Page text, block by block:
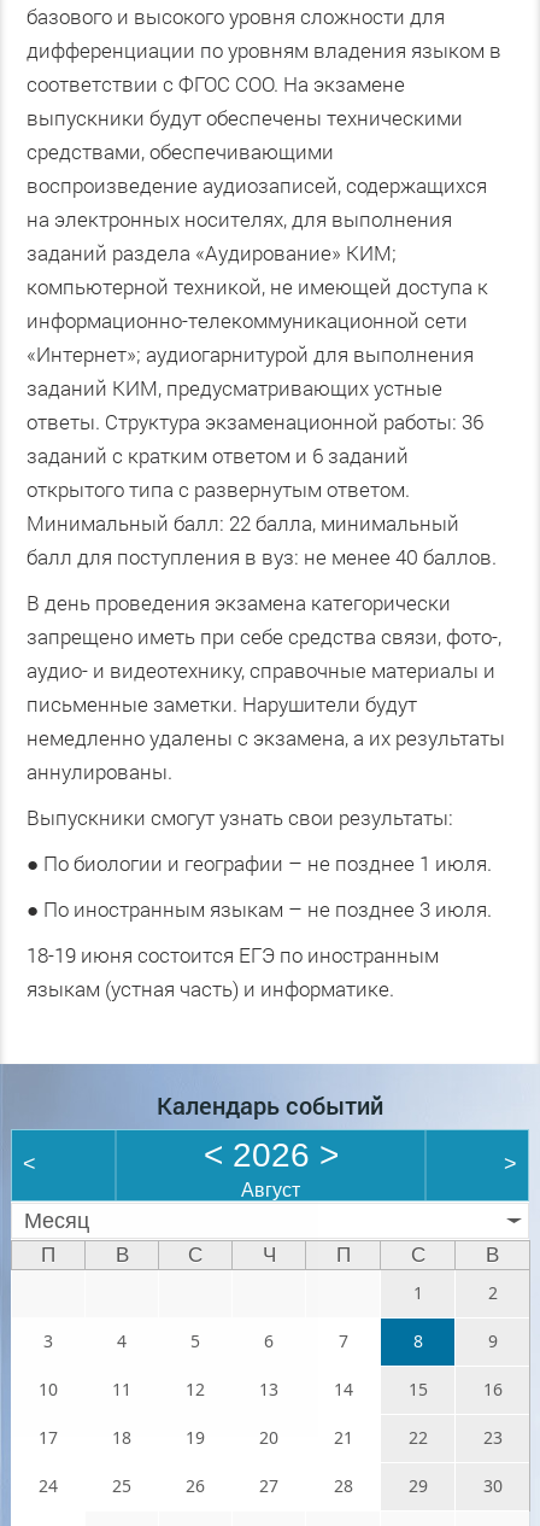
базового и высокого уровня сложности для
дифференциации по уровням владения языком в
соответствии с ФГОС СОО. На экзамене
выпускники будут обеспечены техническими
средствами, обеспечивающими
воспроизведение аудиозаписей, содержащихся
на электронных носителях, для выполнения
заданий раздела «Аудирование» КИМ;
компьютерной техникой, не имеющей доступа к
информационно-телекоммуникационной сети
«Интернет»; аудиогарнитурой для выполнения
заданий КИМ, предусматривающих устные
ответы. Структура экзаменационной работы: 36
заданий с кратким ответом и 6 заданий
открытого типа с развернутым ответом.
Минимальный балл: 22 балла, минимальный
балл для поступления в вуз: не менее 40 баллов.
В день проведения экзамена категорически
запрещено иметь при себе средства связи, фото-,
аудио- и видеотехнику, справочные материалы и
письменные заметки. Нарушители будут
немедленно удалены с экзамена, а их результаты
аннулированы.
Выпускники смогут узнать свои результаты:
● По биологии и географии – не позднее 1 июля.
● По иностранным языкам – не позднее 3 июля.
18-19 июня состоится ЕГЭ по иностранным
языкам (устная часть) и информатике.
Календарь событий
< < 2026 >
Август
>
Месяц
П В С Ч П С
В
1
2
3 4 5 6 7 8 9
10 11 12 13 14 15 16
17 18 19 20 21 22 23
24 25 26 27 28 29 30